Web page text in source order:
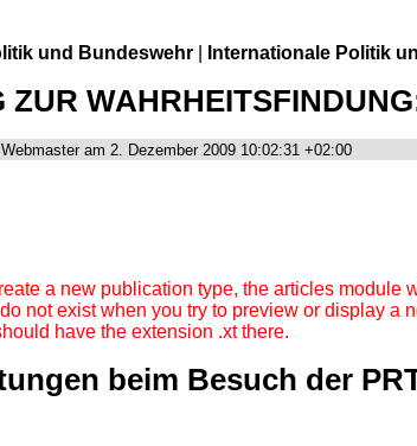
und Bundeswehr Internationale Politik
ZUR
am 2. Dezember 2009 10:02:31 +02:00
a new publication type, the articles module
not exist when you try to preview or display
have the extension .xt there.
beim Besuch der